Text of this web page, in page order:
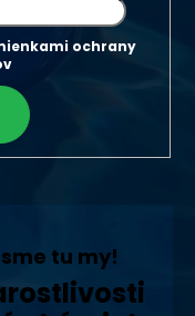
ochrany
tu my!